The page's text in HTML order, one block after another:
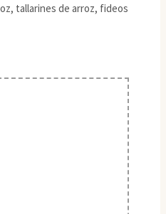
tallarines de arroz, fideos